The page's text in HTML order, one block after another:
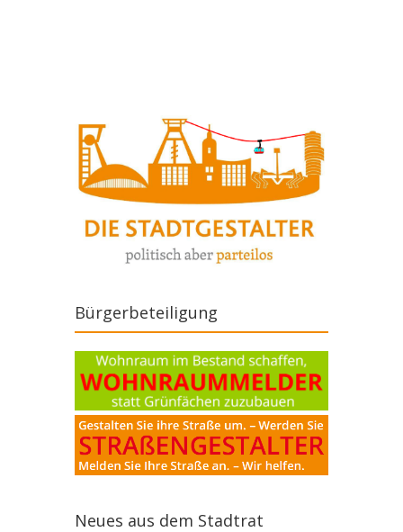
Bürgerbeteiligung
Neues aus dem Stadtrat